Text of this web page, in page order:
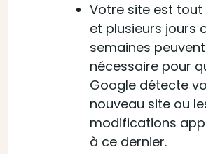
Votre site est tout
et plusieurs jours
semaines
nécessaire pour
Google détecte
nouveau site ou
modifications
à ce dernier.